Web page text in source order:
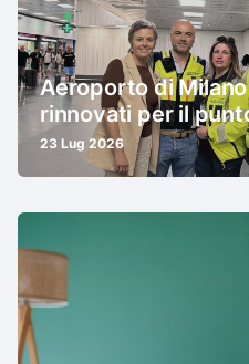
Aeroporto di
rinnovati per il
23 Lug 2026